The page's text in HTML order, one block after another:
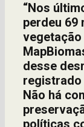
“Nos
perdeu 69
desse
registrado
Não há
políticas